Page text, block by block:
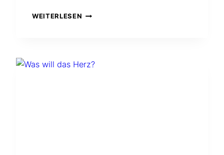
WEITERLESEN WARUM
REDE